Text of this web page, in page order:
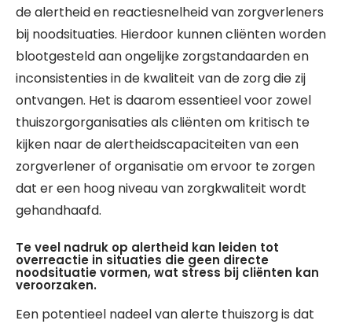
de alertheid en reactiesnelheid van zorgverleners
bij noodsituaties. Hierdoor kunnen cliënten worden
blootgesteld aan ongelijke zorgstandaarden en
inconsistenties in de kwaliteit van de zorg die zij
ontvangen. Het is daarom essentieel voor zowel
thuiszorgorganisaties als cliënten om kritisch te
kijken naar de alertheidscapaciteiten van een
zorgverlener of organisatie om ervoor te zorgen
dat er een hoog niveau van zorgkwaliteit wordt
gehandhaafd.
Te veel nadruk op alertheid kan leiden tot
overreactie in situaties die geen directe
noodsituatie vormen, wat stress bij cliënten kan
veroorzaken.
Een potentieel nadeel van alerte thuiszorg is dat